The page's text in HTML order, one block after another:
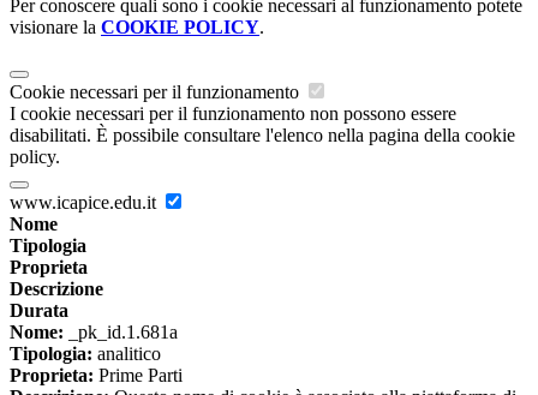
Per conoscere quali sono i cookie necessari al funzionamento potete
visionare la COOKIE POLICY.
Cookie necessari per il funzionamento
I cookie necessari per il funzionamento non possono essere
disabilitati. È possibile consultare l'elenco nella pagina della cookie
policy.
www.icapice.edu.it
Nome
Tipologia
Proprieta
Descrizione
Durata
Nome: _pk_id.1.681a
Tipologia: analitico
Proprieta: Prime Parti